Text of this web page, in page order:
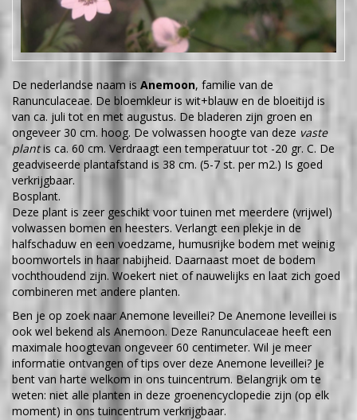
De nederlandse naam is Anemoon, familie van de
Ranunculaceae. De bloemkleur is wit+blauw en de bloeitijd is
van ca. juli tot en met augustus. De bladeren zijn groen en
ongeveer 30 cm. hoog. De volwassen hoogte van deze vaste
plantis ca. 60 cm. Verdraagt een temperatuur tot -20 gr. C. De
geadviseerde plantafstand is 38 cm. (5-7 st. per m2.) Is goed
verkrijgbaar.
Bosplant.
Deze plant is zeer geschikt voor tuinen met meerdere (vrijwel)
volwassen bomen en heesters. Verlangt een plekje in de
halfschaduw en een voedzame, humusrijke bodem met weinig
boomwortels in haar nabijheid. Daarnaast moet de bodem
vochthoudend zijn. Woekert niet of nauwelijks en laat zich goed
combineren met andere planten.
Ben je op zoek naar Anemone leveillei? De Anemone leveillei is
ook wel bekend als Anemoon. Deze Ranunculaceae heeft een
maximale hoogtevan ongeveer 60 centimeter. Wil je meer
informatie ontvangen of tips over deze Anemone leveillei? Je
bent van harte welkom in ons tuincentrum. Belangrijk om te
weten: niet alle planten in deze groenencyclopedie zijn (op elk
moment) in ons tuincentrum verkrijgbaar.